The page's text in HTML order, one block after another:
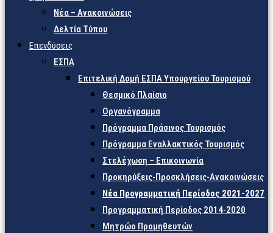
Νέα – Ανακοινώσεις
Δελτία Τύπου
Επενδύσεις
ΕΣΠΑ
Επιτελική Δομή ΕΣΠΑ Υπουργείου Τουρισμού
Θεσμικό Πλαίσιο
Οργανόγραμμα
Πρόγραμμα Πράσινος Τουρισμός
Πρόγραμμα Εναλλακτικός Τουρισμός
Στελέχωση – Επικοινωνία
Προκηρύξεις-Προσκλήσεις-Ανακοινώσεις
Νέα Προγραμματική Περίοδος 2021-2027
Προγραμματική Περίοδος 2014-2020
Μητρώο Προμηθευτών